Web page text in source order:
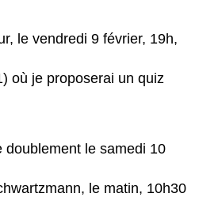
le vendredi 9 février, 19h,
où je proposerai un quiz
doublement le samedi 10
le matin, 10h30